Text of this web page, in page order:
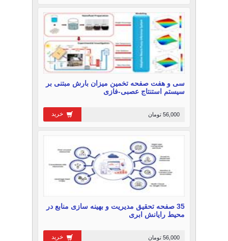
سی و هفت صفحه تخمین میزان بارش مبتنی بر
سیستم استنتاج عصبی-فازی
خرید 56,000 تومان
35 صفحه تحقیق مدیریت و بهینه سازی منابع در
محیط رایانش ابری
خرید 56,000 تومان